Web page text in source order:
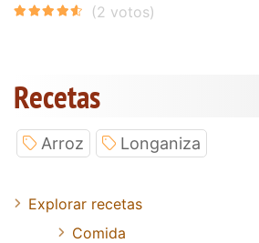
Recetas
Arroz Longaniza
Explorar recetas
Comida